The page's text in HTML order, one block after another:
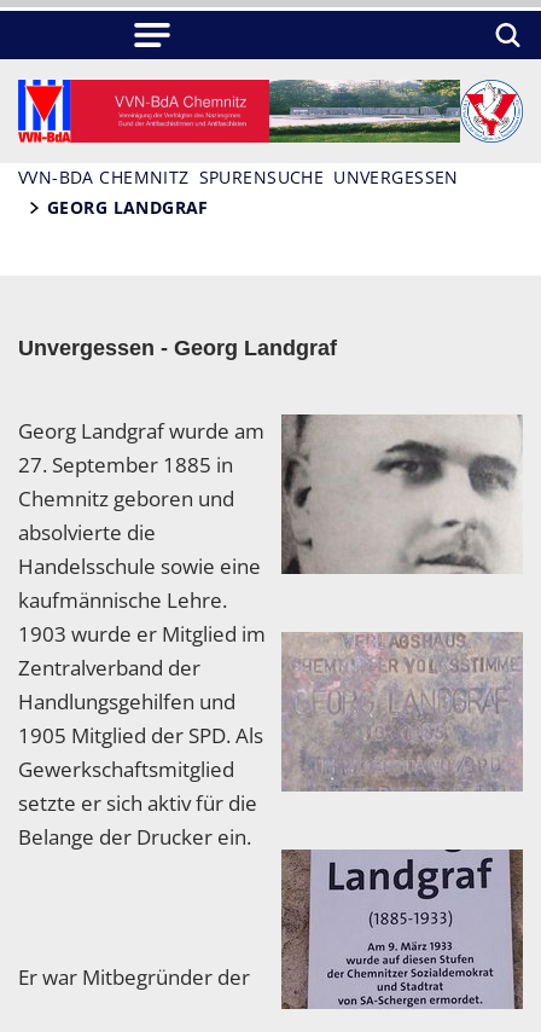
VVN-BDA CHEMNITZ SPURENSUCHE UNVERGESSEN
GEORG LANDGRAF
Unvergessen - Georg Landgraf
Georg Landgraf wurde am
27. September 1885 in
Chemnitz geboren und
absolvierte die
Handelsschule sowie eine
kaufmännische Lehre.
1903 wurde er Mitglied im
Zentralverband der
Handlungsgehilfen und
1905 Mitglied der SPD. Als
Gewerkschaftsmitglied
setzte er sich aktiv für die
Belange der Drucker ein.
Er war Mitbegründer der